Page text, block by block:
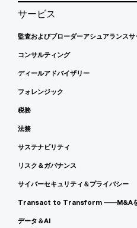
サービス
監査およびブローダーアシュアランスサ
コンサルティング
ディールアドバイザリー
フォレンジック
税務
法務
サステナビリティ
リスク＆ガバナンス
サイバーセキュリティ＆プライバシー
Transact to Transform ――M&Aを
データ＆AI